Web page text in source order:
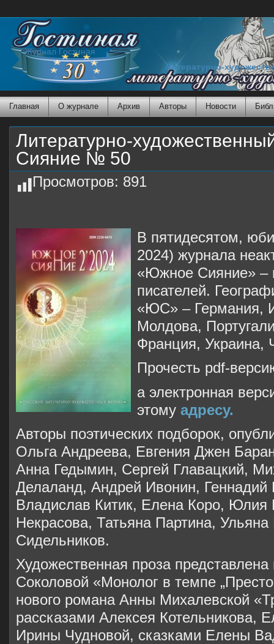
Журнал Гостиная
Литературно-
Главная О журнале Архив Авторы Новости
Литературно-
Сияние № 50
Просмотров: 891
В пятидесятом,
2024) журнала
«Южное Сияние» –
писателей.
«ЮС» – Германия,
Молдова,
Франция, Украина,
Прочесть pdf-
а электронная
этому адресу.
Авторы поэтических подборок,
Ольга Андреева, Евгения Джен
Анна Гедымин, Сергей Главацкий,
Делаланд, Андрей Ивонин, Геннадий
Владислав Китик, Елена Коро, Юлия
Некрасова, Татьяна Партина,
Сидельников.
Художественная проза
Соколовой «Монолог в темпе
нового романа Анны Михалевской
рассказами Алексея Котельникова,
Ирины Чудновой, сказками Елены